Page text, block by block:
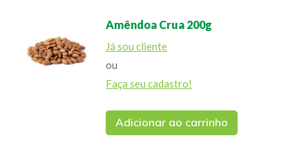
Amêndoa Crua 200g
Já sou cliente
ou
Faça seu cadastro!
Adicionar ao carrinho